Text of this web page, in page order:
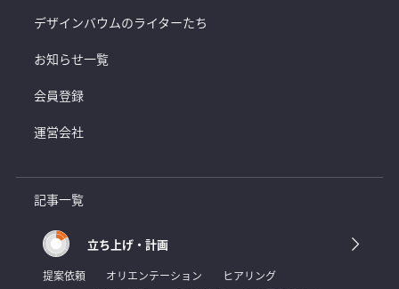
デザインバウムのライターたち
お知らせ一覧
会員登録
運営会社
記事一覧
立ち上げ・計画
提案依頼 オリエンテーション
ヒアリング